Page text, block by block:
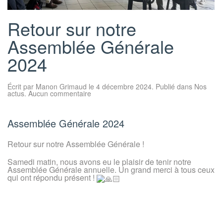
Retour sur notre
Assemblée Générale
2024
Écrit par Manon Grimaud le 4 décembre 2024. Publié dans Nos
actus. Aucun commentaire
Assemblée
Générale
Assemblée Générale 2024
Retour sur notre Assemblée Générale !
Samedi matin, nous avons eu le plaisir de tenir notre
Assemblée Générale annuelle. Un grand merci à tous ceux
qui ont répondu présent !